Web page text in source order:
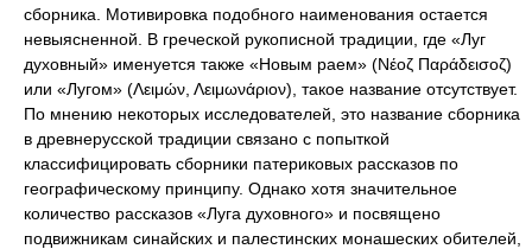
сборника. Мотивировка подобного наименования остается
невыясненной. В греческой рукописной традиции, где «Луг
духовный» именуется также «Новым раем» (Νέοζ Παράδεισοζ)
или «Лугом» (Λειμών, Λειμωνάριον), такое название отсутствует.
По мнению некоторых исследователей, это название сборника
в древнерусской традиции связано с попыткой
классифицировать сборники патериковых рассказов по
географическому принципу. Однако хотя значительное
количество рассказов «Луга духовного» и посвящено
подвижникам синайских и палестинских монашеских обителей,